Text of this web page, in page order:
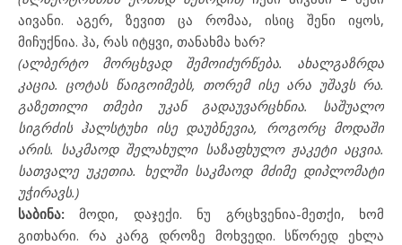
აივანი. აგერ, ზევით ცა რომაა, ისიც შენი იყოს,
მიჩუქნია. ჰა, რას იტყვი, თანახმა ხარ?
(ალბერტო მორცხვად შემოიძურწება. ახალგაზრდა
კაცია. ცოტას წაიგოიმებს, თორემ ისე არა უშავს რა.
გაზეთილი თმები უკან გადაუვარცხნია. საშუალო
სიგრძის ჰალსტუხი ისე დაუბნევია, როგორც მოდაში
არის. საკმაოდ შელახული საზაფხულო ჟაკეტი აცვია.
სათვალე უკეთია. ხელში საკმაოდ მძიმე დიპლომატი
უჭირავს.)
საბინა:მოდი, დაჯექი. ნუ გრცხვენია-მეთქი, ხომ
გითხარი. რა კარგ დროზე მოხვედი. სწორედ ეხლა